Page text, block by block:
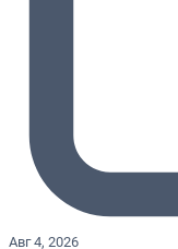
Авг 4, 2026